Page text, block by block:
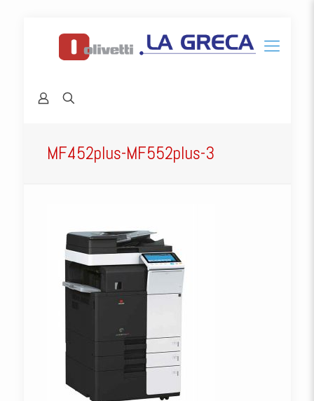
MF452plus-MF552plus-3